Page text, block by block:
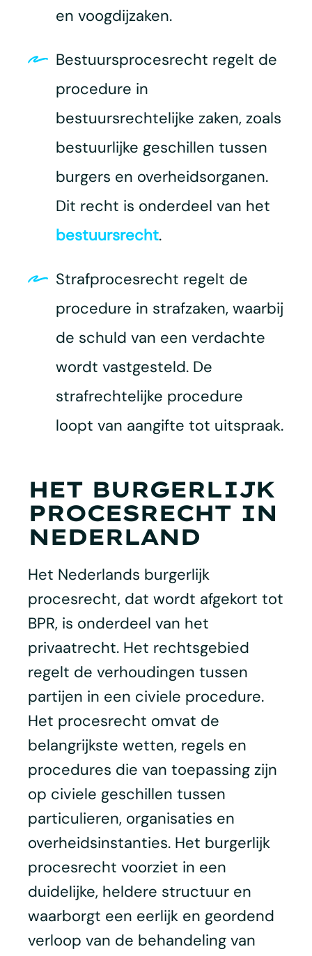
en voogdijzaken.
Bestuursprocesrecht regelt de
procedure in
bestuursrechtelijke zaken, zoals
bestuurlijke geschillen tussen
burgers en overheidsorganen.
Dit recht is onderdeel van het
bestuursrecht.
Strafprocesrecht regelt de
procedure in strafzaken, waarbij
de schuld van een verdachte
wordt vastgesteld. De
strafrechtelijke procedure
loopt van aangifte tot uitspraak.
HET BURGERLIJK
PROCESRECHT IN
NEDERLAND
Het Nederlands burgerlijk
procesrecht, dat wordt afgekort tot
BPR, is onderdeel van het
privaatrecht. Het rechtsgebied
regelt de verhoudingen tussen
partijen in een civiele procedure.
Het procesrecht omvat de
belangrijkste wetten, regels en
procedures die van toepassing zijn
op civiele geschillen tussen
particulieren, organisaties en
overheidsinstanties. Het burgerlijk
procesrecht voorziet in een
duidelijke, heldere structuur en
waarborgt een eerlijk en geordend
verloop van de behandeling van